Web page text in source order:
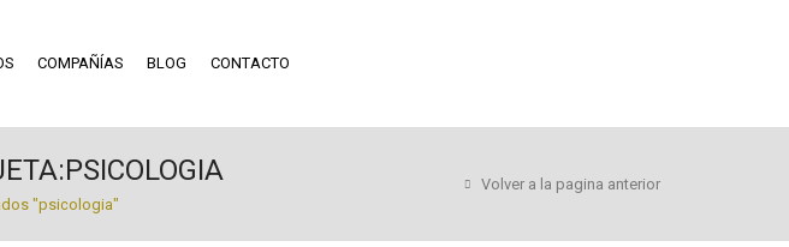
COMPAÑÍAS BLOG CONTACTO
"psicologia"
Volver a la pagina anterior